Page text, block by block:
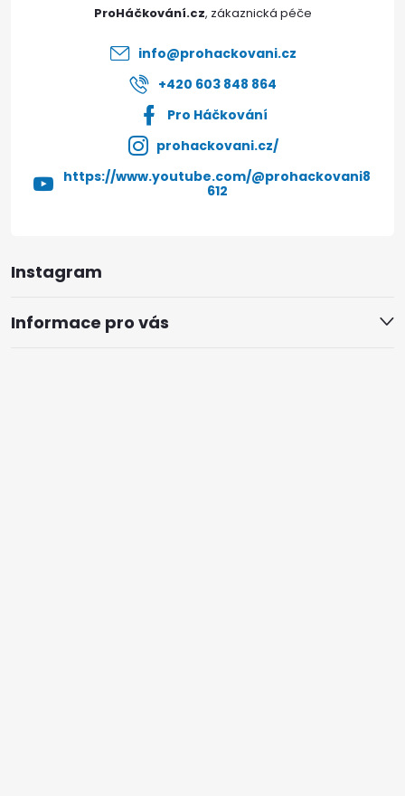
Instagram
Informace pro vás
ProHáčkování.cz
info@prohackovani.cz
+420 603 848 864
Pro Háčkování
prohackovani.cz/
https://www.youtube.com/@prohackovani8
612